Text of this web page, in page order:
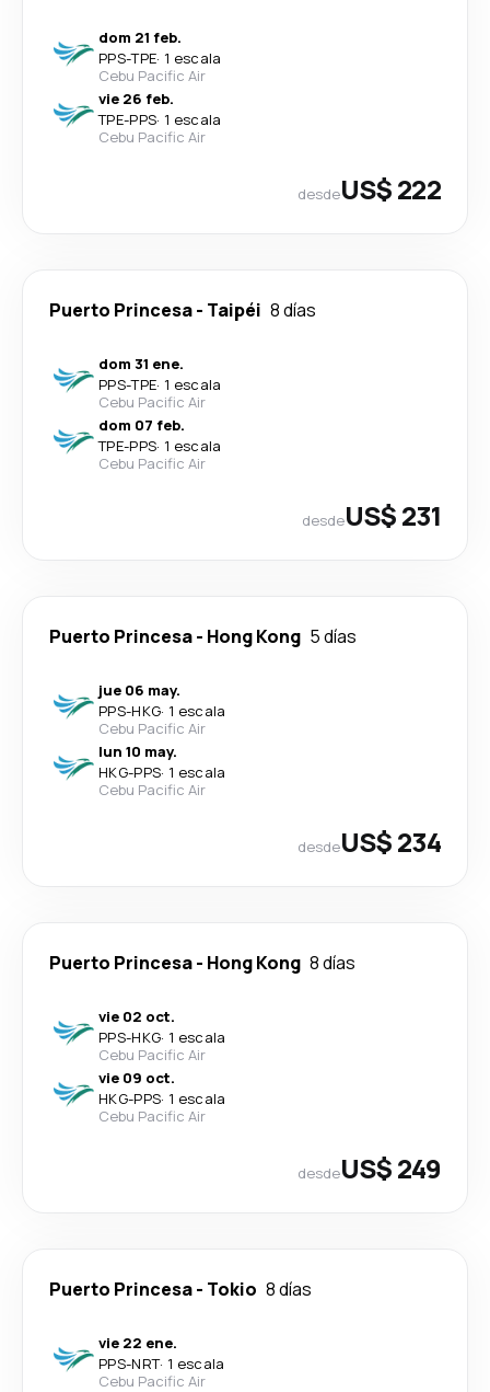
dom 21 feb.
PPS-TPE· 1 escala
Cebu Pacific Air
vie 26 feb.
TPE-PPS· 1 escala
Cebu Pacific Air
desdeUS$ 222
Puerto Princesa- Taipéi 8 días
dom 31 ene.
PPS-TPE· 1 escala
Cebu Pacific Air
dom 07 feb.
TPE-PPS· 1 escala
Cebu Pacific Air
desdeUS$ 231
Puerto Princesa- Hong Kong 5 días
jue 06 may.
PPS-HKG· 1 escala
Cebu Pacific Air
lun 10 may.
HKG-PPS· 1 escala
Cebu Pacific Air
desdeUS$ 234
Puerto Princesa- Hong Kong 8 días
vie 02 oct.
PPS-HKG· 1 escala
Cebu Pacific Air
vie 09 oct.
HKG-PPS· 1 escala
Cebu Pacific Air
desdeUS$ 249
Puerto Princesa- Tokio 8 días
vie 22 ene.
PPS-NRT· 1 escala
Cebu Pacific Air